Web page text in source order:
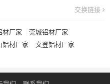
交换链接
材厂家
莞城铝材厂家
铝材厂家
文登铝材厂家